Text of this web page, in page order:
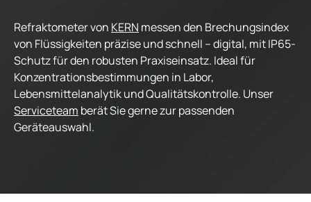
Refraktometer von KERN messen den Brechungsindex
von Flüssigkeiten präzise und schnell – digital, mit IP65-
Schutz für den robusten Praxiseinsatz. Ideal für
Konzentrationsbestimmungen in Labor,
Lebensmittelanalytik und Qualitätskontrolle. Unser
Serviceteam berät Sie gerne zur passenden
Geräteauswahl.